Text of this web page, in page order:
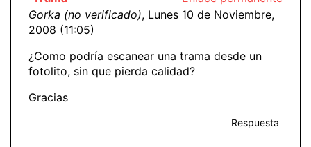
Gorka (no verificado), Lunes 10 de Noviembre,
2008 (11:05)
¿Como podría escanear una trama desde un
fotolito, sin que pierda calidad?
Gracias
Respuesta